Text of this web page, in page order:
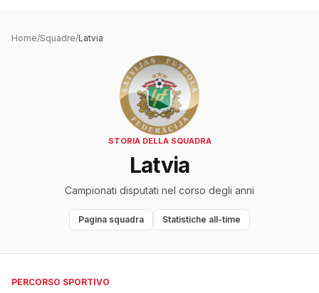
Home/Squadre/Latvia
STORIA DELLA SQUADRA
Latvia
Campionati disputati nel corso degli anni
Pagina squadra Statistiche all-time
PERCORSO SPORTIVO